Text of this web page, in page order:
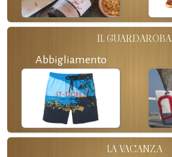
IL GUARDAROBA
Abbigliamento
LA VACANZA